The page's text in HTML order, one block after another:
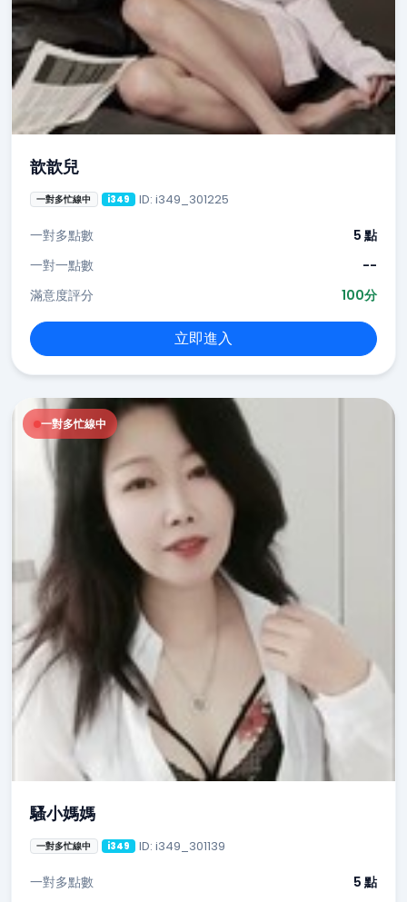
歆歆兒
一對多忙線中 i349 ID: i349_301225
一對多點數
5 點
一對一點數
--
滿意度評分
100分
立即進入
一對多忙線中
騷小媽媽
一對多忙線中 i349 ID: i349_301139
一對多點數 5 點